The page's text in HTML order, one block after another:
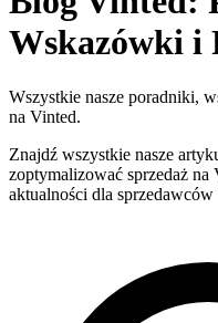
Wskazówki i
Wszystkie nasze poradniki,
na Vinted.
Znajdź wszystkie nasze
zoptymalizować sprzedaż
aktualności dla